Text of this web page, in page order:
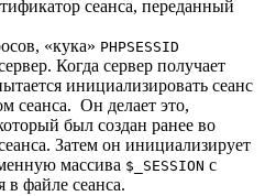
сеанса, переданный
«кука» PHPSESSID
Когда сервер получает
инициализировать сеанс
сеанса. Он делает это,
был создан ранее во
Затем он инициализирует
массива $_SESSION с
файле сеанса.